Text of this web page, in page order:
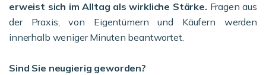
erweist sich im Alltag als wirkliche Stärke. Fragen aus
der Praxis, von Eigentümern und Käufern werden
innerhalb weniger Minuten beantwortet.
Sind Sie neugierig geworden?